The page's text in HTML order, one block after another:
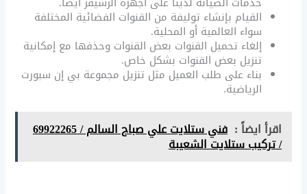
القيام بإنشاء توليفة من القنوات الفضائية المختلفة
سواء العالمية أو المحلية.
إلغاء تحميل القنوات بعض القنوات وحذفها مع إمكانية
تنزيل بعض القنوات بشكل خاص.
بناء على طلب العميل مثل تنزيل مجموعة بي إن سبورت
الرياضية.
اقرأ ايضاً : فني ستلايت علي صباح السالم / 69922265
/ تركيب ستلايت الشعيبة